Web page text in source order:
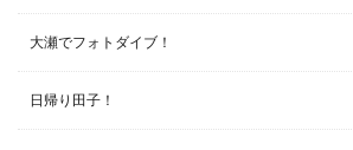
大瀬でフォトダイブ！
日帰り田子！